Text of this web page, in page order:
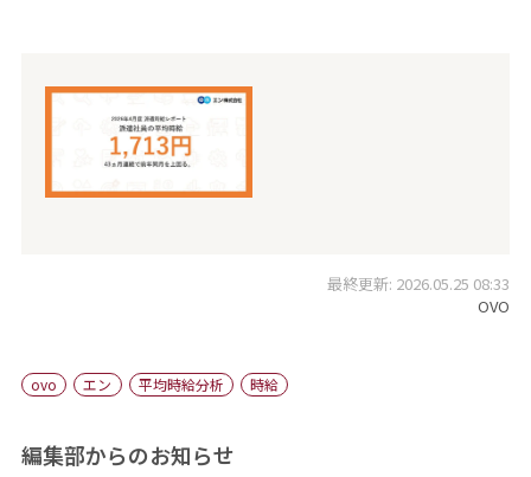
最終更新: 2026.05.25 08:33
OVO
ovo エン 平均時給分析 時給
編集部からのお知らせ